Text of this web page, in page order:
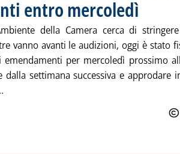
entro mercoledì
della Camera cerca di
vanno avanti le audizioni, oggi è stato
emendamenti per mercoledì prossimo
dalla settimana successiva e approdare